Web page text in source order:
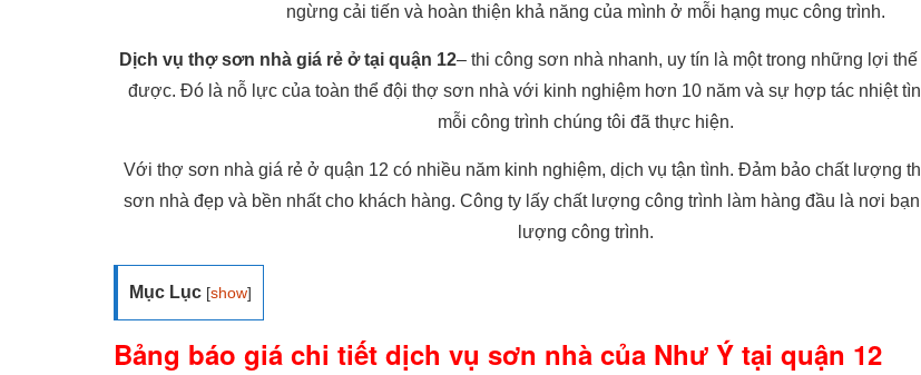
ngừng cải tiến và hoàn thiện khả năng của mình ở mỗi hạng mục công trình.
Dịch vụ thợ sơn nhà giá rẻ ở tại quận 12– thi công sơn nhà nhanh, uy tín là một trong những lợi
được. Đó là nỗ lực của toàn thể đội thợ sơn nhà với kinh nghiệm hơn 10 năm và sự hợp tác nhiệt
mỗi công trình chúng tôi đã thực hiện.
Với thợ sơn nhà giá rẻ ở quận 12 có nhiều năm kinh nghiệm, dịch vụ tận tình. Đảm bảo chất lượng
sơn nhà đẹp và bền nhất cho khách hàng. Công ty lấy chất lượng công trình làm hàng đầu là nơi
lượng công trình.
Mục Lục [show]
Bảng báo giá chi tiết dịch vụ sơn nhà của Như Ý tại quận 12